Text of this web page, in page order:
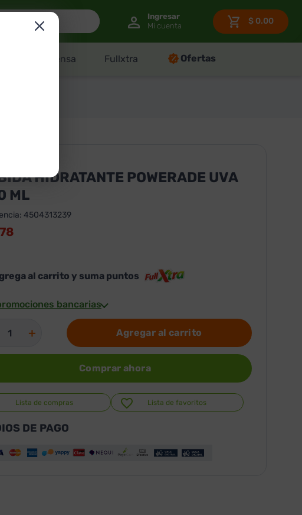
$ 0.00
Despensa Fullxtra Ofertas
HIDRATANTE POWERADE UVA
ML
: 4504313239
al carrito y suma puntos
bancarias
＋ Agregar al carrito
Comprar ahora
Lista de compras Lista de favoritos
DE PAGO